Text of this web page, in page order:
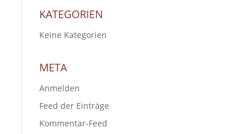
KATEGORIEN
Keine Kategorien
META
Anmelden
Feed der Einträge
Kommentar-Feed